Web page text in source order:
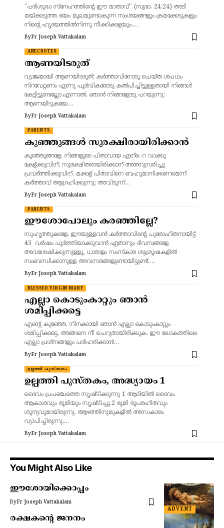
“പരിശുദ്ധ സ്നേഹത്തിന്റെ ഈ മാതാവ്” (സുഭാ. 24:24) അടി
മയ്ക്കടുത്ത ഭയം മൂലമുണ്ടാകുന്ന സംശയങ്ങളും ക്രമക്കേടുകളും
നിന്റെ ഹൃദയത്തിൽനിന്നു നീക്കിക്കളയും.…
ByFr Joseph Vattakalam
ANECDOTES
ആണയിടരുത്
വ്യാജമായി ആണയിടരുത്‌; കര്‍ത്താവിനോടു ചെയ്‌ത ശപഥം
നിറവേറ്റണം എന്നു പൂര്‍വികരോടു കല്‍പിച്ചിട്ടുള്ളതായി നിങ്ങള്‍
കേട്ടിട്ടുണ്ടല്ലോ.എന്നാല്‍, ഞാന്‍ നിങ്ങളോടു പറയുന്നു:
ആണയിടുകയേ…
ByFr Joseph Vattakalam
PARENTS
കുഞ്ഞുങ്ങൾ സുരക്ഷിരായിരിക്കാൻ
കുഞ്ഞുങ്ങളേ, നിങ്ങളുടെ പിതാവായ എന്െറ വാക്കു
കേള്ക്കുവിന്; സുരക്ഷിതരായിരിക്കാന് അതനുസരിച്ചു
പ്രവര്ത്തിക്കുവിന്. മക്കള് പിതാവിനെ ബഹുമാനിക്കണമെന്ന്
കര്ത്താവ് ആഗ്രഹിക്കുന്നു; അവിടുന്ന്…
ByFr Joseph Vattakalam
PARENTS
ഈശോപോലും കരഞ്ഞില്ലേ?
സുഹൃത്തുക്കളേ, ഈയുള്ളവൻ കർത്താവിന്റെ പുരോഹിതനായിട്ട്
45 വർഷം പൂർത്തിയാക്കുവാൻ ഏതാനും ദിവസങ്ങളേ
അവശേഷിക്കുന്നുള്ളൂ. ധാരാളം സംസ്കാര ശുശ്രൂഷകളിൽ
സംബന്ധിക്കാനുള്ള അവസരങ്ങളുണ്ടായിട്ടുണ്ട്.…
ByFr Joseph Vattakalam
BLESSED VIRGIN MARY
എല്ലാ കൊടുംകാറ്റും ഞാൻ
ശമിപ്പിക്കട്ടെ
എന്റെ കുഞ്ഞേ, നിനക്കായി ഞാൻ എല്ലാ കൊടുംകാറ്റും
ശമിപ്പിക്കട്ടെ. അങ്ങനെ നീ ചെറുതായിരിക്കുക. ഈ ലോകത്തിലെ
എല്ലാ പ്രശ്നങ്ങളും പരിഹരിക്കാൻ…
ByFr Joseph Vattakalam
ഉല്പത്തി പുസ്തകം
ഉല്പത്തി പുസ്തകം, അദ്ധ്യായം 1
ദൈവം പ്രപഞ്ചത്തെ സൃഷ്ടിക്കുന്നു 1 ആദിയില്‍ ദൈവം
ആകാശവും ഭൂമിയും സൃഷ്ടിച്ചു.2 ഭൂമി രൂപരഹിതവും
ശൂന്യവുമായിരുന്നു. ആഴത്തിനുമുകളില്‍ അന്ധകാരം
വ്യാപിച്ചിരുന്നു.…
ByFr Joseph Vattakalam
You Might Also Like
ADVENT
ഈശോയിക്കൊപ്പം
ByFr Joseph Vattakalam
രക്ഷകന്റെ ജനനം